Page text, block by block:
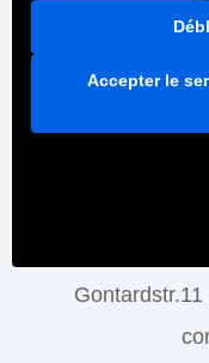
Accepter le